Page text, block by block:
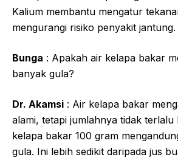
Kalium membantu mengatur
mengurangi risiko penyakit jantung.
Bunga : Apakah air kelapa bakar
banyak gula?
Dr. Akamsi : Air kelapa bakar
alami, tetapi jumlahnya tidak terlalu
kelapa bakar 100 gram
gula. Ini lebih sedikit daripada jus